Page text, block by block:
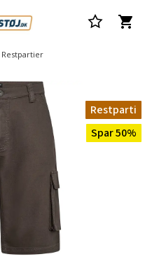
Restpartier
Restparti
Spar 50%